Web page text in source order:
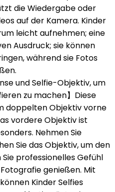
die Wiedergabe oder
auf der Kamera. Kinder
leicht aufnehmen; eine
Ausdruck; sie können
während sie Fotos
und Selfie-Objektiv, um
zu machen】Diese
doppelten Objektiv vorne
vordere Objektiv ist
Nehmen Sie
Sie das Objektiv, um den
professionelles Gefühl
genießen. Mit
Kinder Selfies